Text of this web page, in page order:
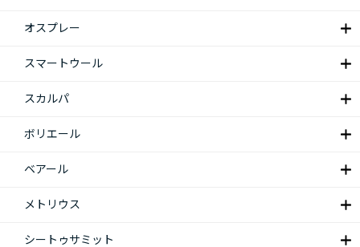
オスプレー
スマートウール
スカルパ
ボリエール
ベアール
メトリウス
シートゥサミット